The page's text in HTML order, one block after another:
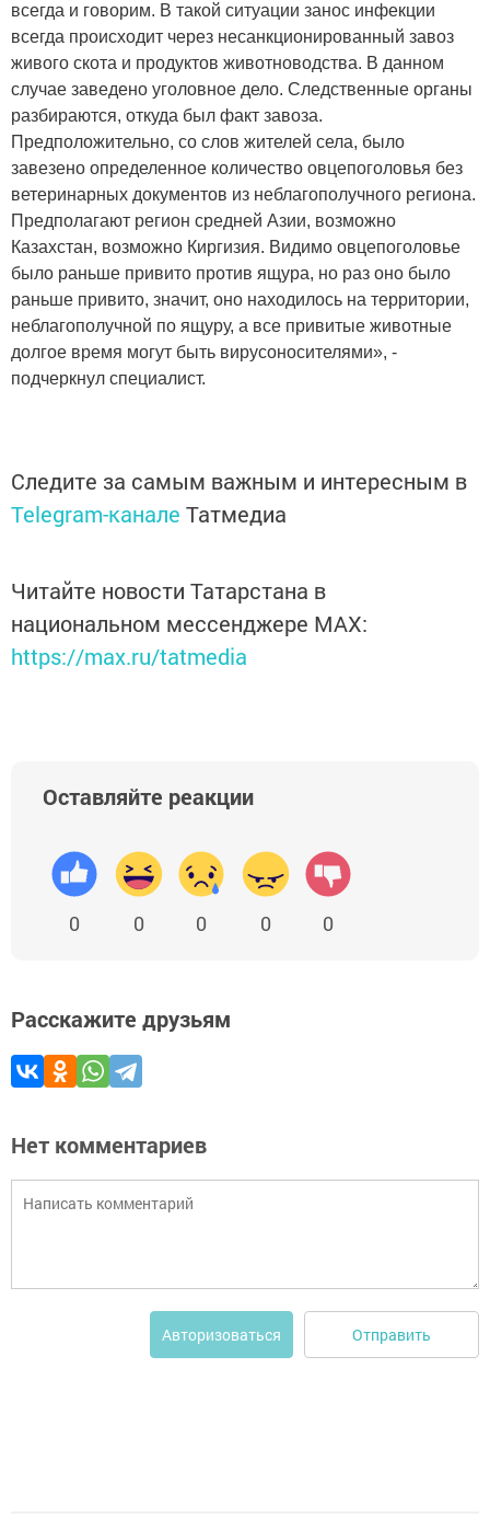
всегда и говорим. В такой ситуации занос инфекции
всегда происходит через несанкционированный завоз
живого скота и продуктов животноводства. В данном
случае заведено уголовное дело. Следственные органы
разбираются, откуда был факт завоза.
Предположительно, со слов жителей села, было
завезено определенное количество овцепоголовья без
ветеринарных документов из неблагополучного региона.
Предполагают регион средней Азии, возможно
Казахстан, возможно Киргизия. Видимо овцепоголовье
было раньше привито против ящура, но раз оно было
раньше привито, значит, оно находилось на территории,
неблагополучной по ящуру, а все привитые животные
долгое время могут быть вирусоносителями», -
подчеркнул специалист.
Следите за самым важным и интересным в
Telegram-канале Татмедиа
Читайте новости Татарстана в
национальном мессенджере MАХ:
https://max.ru/tatmedia
Оставляйте реакции
0 0 0 0 0
Расскажите друзьям
Нет комментариев
Авторизоваться Отправить